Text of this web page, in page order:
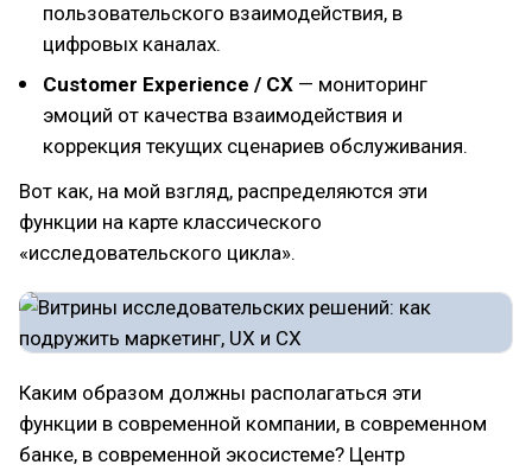
пользовательского взаимодействия, в
цифровых каналах.
Customer Experience / CX — мониторинг
эмоций от качества взаимодействия и
коррекция текущих сценариев обслуживания.
Вот как, на мой взгляд, распределяются эти
функции на карте классического
«исследовательского цикла».
Каким образом должны располагаться эти
функции в современной компании, в современном
банке, в современной экосистеме? Центр